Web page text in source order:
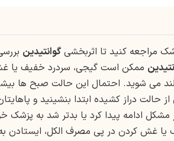
مراجعه کنید تا اثربخشی گوانتیدین
ممکن است گیجی، سردرد خفیف یا
می شوید. احتمال این حالت صبح ها
مشکل ادامه پیدا کرد یا بدتر شد به پزشک
یا غش کردن در پی مصرف الکل، ایستادن